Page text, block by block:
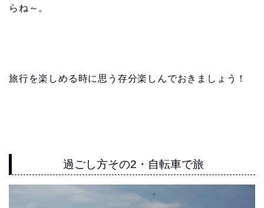
らね～。
旅行を楽しめる時に思う存分楽しんでおきましょう！
過ごし方その2・自転車で旅